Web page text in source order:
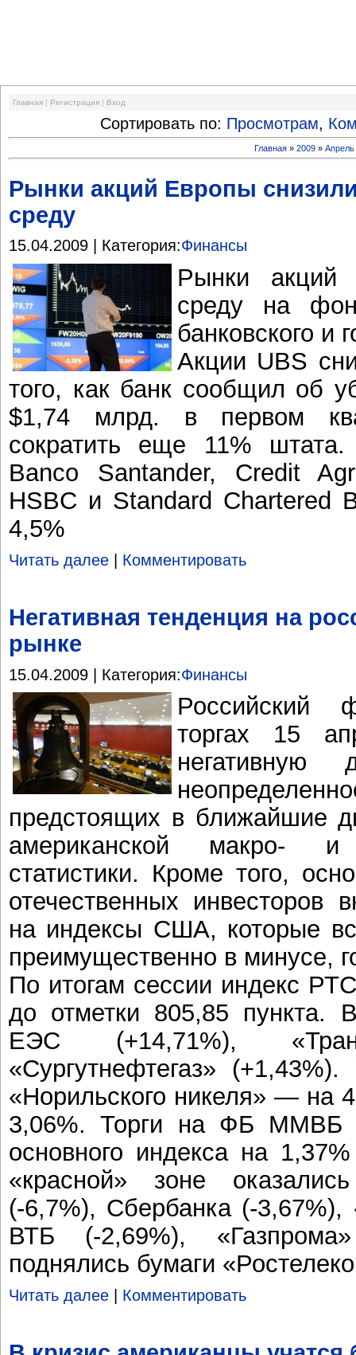
Главная | Регистрация | Вход
Сортировать по: Просмотрам,
Главная » 2009 » Апрель
Рынки акций Европы
среду
15.04.2009 | Категория:Финансы
Рынки акций
среду на
банковского и
Акции UBS
того, как банк сообщил об
$1,74 млрд. в первом
сократить еще 11%
Banco Santander, Credit
HSBC и Standard Chartered
4,5%
Читать далее | Комментировать
Негативная тенденция на
рынке
15.04.2009 | Категория:Финансы
Российский
торгах 15
предстоящих в ближайшие
американской макро- и
статистики. Кроме того,
отечественных инвесторов
на индексы США, которые
преимущественно в минусе,
По итогам сессии индекс
до отметки 805,85 пункта.
ЕЭС (+14,71%),
«Сургутнефтегаз»
«Норильского никеля» — на
3,06%. Торги на ФБ ММВБ
основного индекса на
«красной» зоне
(-6,7%), Сбербанка (-
ВТБ (-2,69%),
поднялись бумаги
Читать далее Комментировать